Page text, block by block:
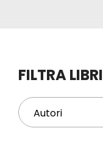
FILTRA LIBRI